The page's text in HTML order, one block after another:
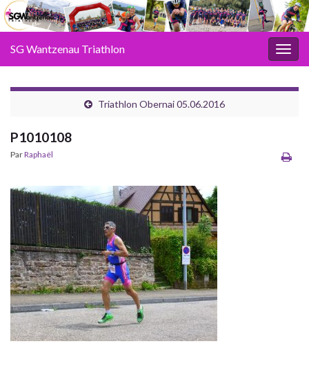
SG Wantzenau Triathlon
Triathlon Obernai 05.06.2016
P1010108
ParRaphaël